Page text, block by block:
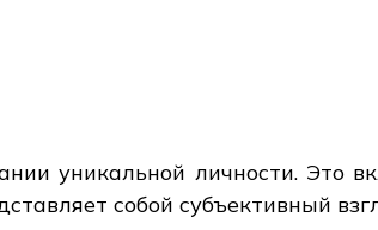
уникальной личности. Это
собой субъективный